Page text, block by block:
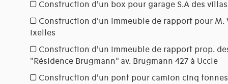
Construction d'un box pour garage S.A des
Construction d'un immeuble de rapport pour M.
Ixelles
Construction d'un immeuble de rapport prop.
"Résidence Brugmann" av. Brugmann 427 à Uccle
Construction d'un pont pour camion cinq